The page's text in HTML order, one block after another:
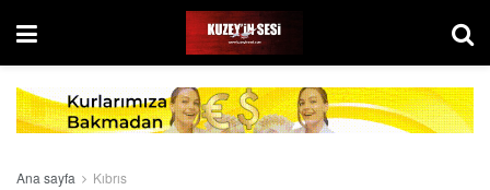
Ana sayfa Kıbrıs